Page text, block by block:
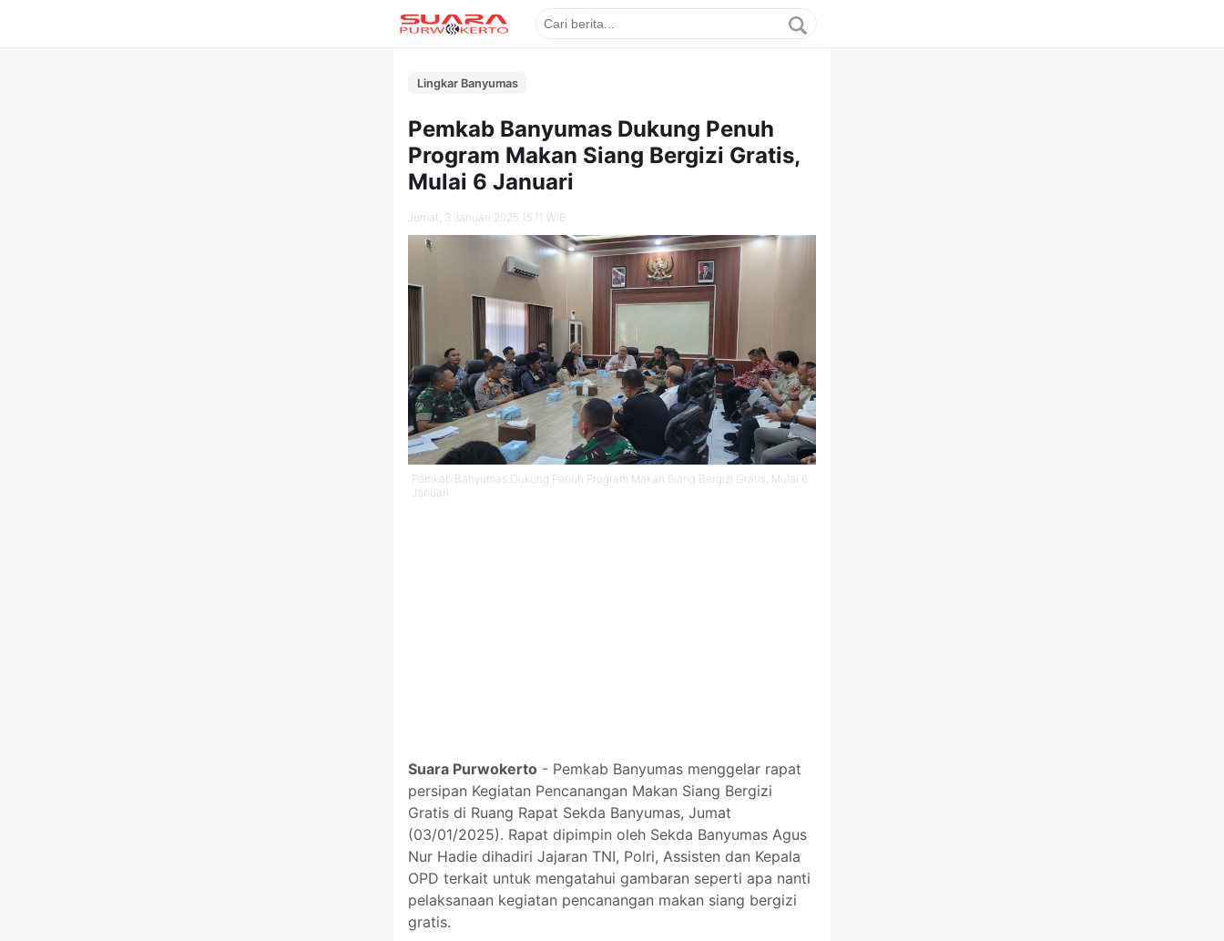
Lingkar Banyumas
Pemkab Banyumas Dukung Penuh
Program Makan Siang Bergizi Gratis,
Mulai 6 Januari
Jumat, 3 Januari 2025 15.11 WIB
Pemkab Banyumas Dukung Penuh Program Makan Siang Bergizi Gratis, Mulai 6
Januari
Suara Purwokerto - Pemkab Banyumas menggelar rapat
persipan Kegiatan Pencanangan Makan Siang Bergizi
Gratis di Ruang Rapat Sekda Banyumas, Jumat
(03/01/2025). Rapat dipimpin oleh Sekda Banyumas Agus
Nur Hadie dihadiri Jajaran TNI, Polri, Assisten dan Kepala
OPD terkait untuk mengatahui gambaran seperti apa nanti
pelaksanaan kegiatan pencanangan makan siang bergizi
gratis.